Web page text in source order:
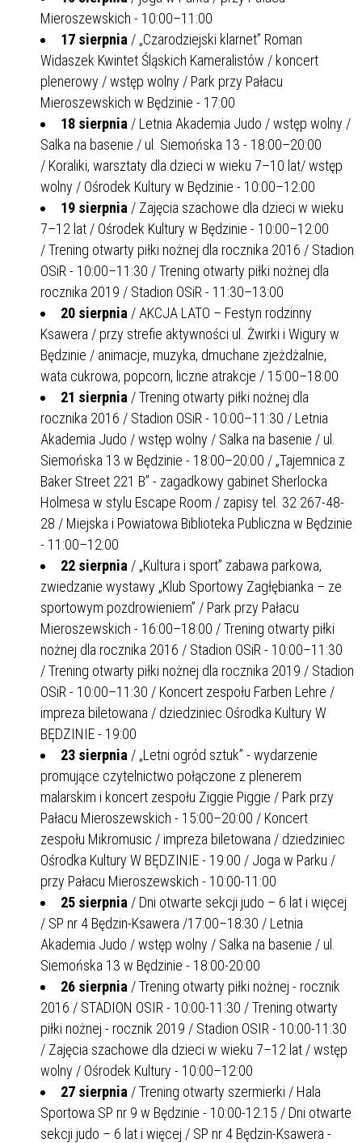
Mieroszewskich - 10:00–11:00
17 sierpnia / „Czarodziejski klarnet” Roman
Widaszek Kwintet Śląskich Kameralistów / koncert
plenerowy / wstęp wolny / Park przy Pałacu
Mieroszewskich w Będzinie - 17:00
18 sierpnia / Letnia Akademia Judo / wstęp wolny /
Salka na basenie / ul. Siemońska 13 - 18:00–20:00
/ Koraliki, warsztaty dla dzieci w wieku 7–10 lat/ wstęp
wolny / Ośrodek Kultury w Będzinie - 10:00–12:00
19 sierpnia / Zajęcia szachowe dla dzieci w wieku
7–12 lat / Ośrodek Kultury w Będzinie - 10:00–12:00
/ Trening otwarty piłki nożnej dla rocznika 2016 / Stadion
OSiR - 10:00–11:30 / Trening otwarty piłki nożnej dla
rocznika 2019 / Stadion OSiR - 11:30–13:00
20 sierpnia / AKCJA LATO – Festyn rodzinny
Ksawera / przy strefie aktywności ul. Żwirki i Wigury w
Będzinie / animacje, muzyka, dmuchane zjeżdżalnie,
wata cukrowa, popcorn, liczne atrakcje / 15:00–18:00
21 sierpnia / Trening otwarty piłki nożnej dla
rocznika 2016 / Stadion OSiR - 10:00–11:30 / Letnia
Akademia Judo / wstęp wolny / Salka na basenie / ul.
Siemońska 13 w Będzinie - 18:00–20:00 / „Tajemnica z
Baker Street 221 B” - zagadkowy gabinet Sherlocka
Holmesa w stylu Escape Room / zapisy tel. 32 267-48-
28 / Miejska i Powiatowa Biblioteka Publiczna w Będzinie
- 11:00–12:00
22 sierpnia / „Kultura i sport” zabawa parkowa,
zwiedzanie wystawy „Klub Sportowy Zagłębianka – ze
sportowym pozdrowieniem” / Park przy Pałacu
Mieroszewskich - 16:00–18:00 / Trening otwarty piłki
nożnej dla rocznika 2016 / Stadion OSiR - 10:00–11:30
/ Trening otwarty piłki nożnej dla rocznika 2019 / Stadion
OSiR - 10:00–11:30 / Koncert zespołu Farben Lehre /
impreza biletowana / dziedziniec Ośrodka Kultury W
BĘDZINIE - 19:00
23 sierpnia / „Letni ogród sztuk” - wydarzenie
promujące czytelnictwo połączone z plenerem
malarskim i koncert zespołu Ziggie Piggie / Park przy
Pałacu Mieroszewskich - 15:00–20:00 / Koncert
zespołu Mikromusic / impreza biletowana / dziedziniec
Ośrodka Kultury W BĘDZINIE - 19:00 / Joga w Parku /
przy Pałacu Mieroszewskich - 10:00-11:00
25 sierpnia / Dni otwarte sekcji judo – 6 lat i więcej
/ SP nr 4 Będzin-Ksawera /17:00–18:30 / Letnia
Akademia Judo / wstęp wolny / Salka na basenie / ul.
Siemońska 13 w Będzinie - 18:00-20:00
26 sierpnia / Trening otwarty piłki nożnej - rocznik
2016 / STADION OSIR - 10:00-11:30 / Trening otwarty
piłki nożnej - rocznik 2019 / Stadion OSIR - 10:00-11:30
/ Zajęcia szachowe dla dzieci w wieku 7–12 lat / wstęp
wolny / Ośrodek Kultury - 10:00–12:00
27 sierpnia / Trening otwarty szermierki / Hala
Sportowa SP nr 9 w Będzinie - 10:00-12:15 / Dni otwarte
sekcji judo – 6 lat i więcej / SP nr 4 Będzin-Ksawera -